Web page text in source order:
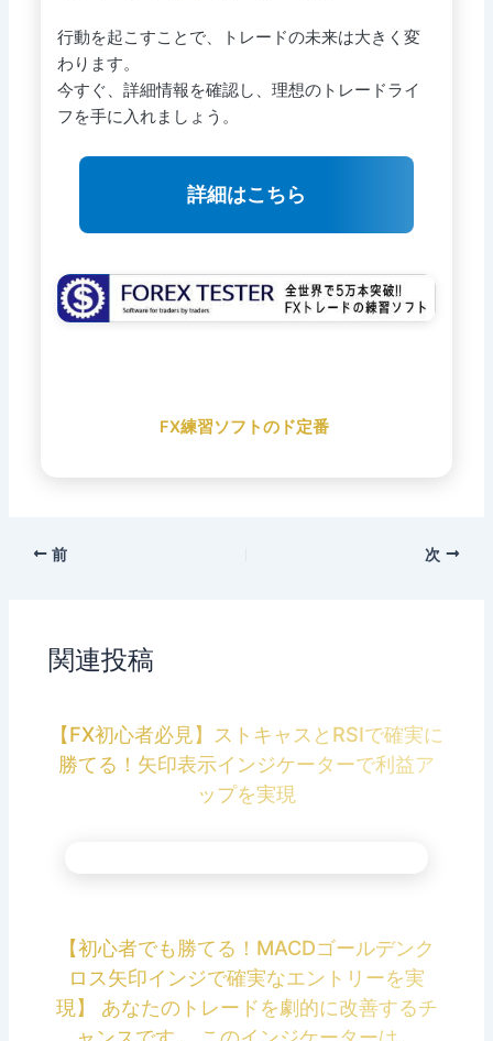
行動を起こすことで、トレードの未来は大きく変
わります。
今すぐ、詳細情報を確認し、理想のトレードライ
フを手に入れましょう。
詳細はこちら
FX練習ソフトのド定番
前 次
関連投稿
【FX初心者必見】ストキャスとRSIで確実に
勝てる！矢印表示インジケーターで利益ア
ップを実現
【初心者でも勝てる！MACDゴールデンク
ロス矢印インジで確実なエントリーを実
現】 あなたのトレードを劇的に改善するチ